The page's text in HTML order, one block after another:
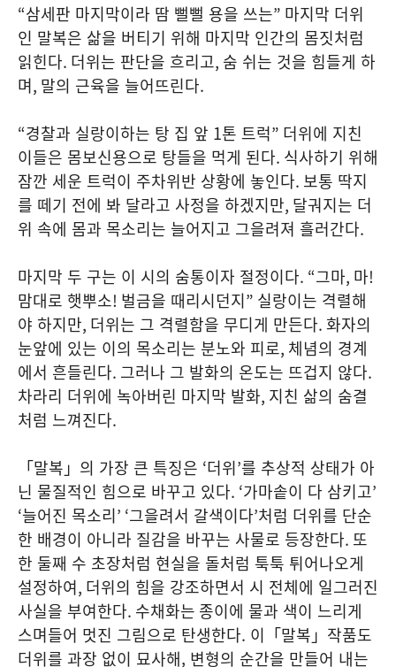
“삼세판 마지막이라 땀 뻘뻘 용을 쓰는” 마지막 더위
인 말복은 삶을 버티기 위해 마지막 인간의 몸짓처럼
읽힌다. 더위는 판단을 흐리고, 숨 쉬는 것을 힘들게 하
며, 말의 근육을 늘어뜨린다.
“경찰과 실랑이하는 탕 집 앞 1톤 트럭” 더위에 지친
이들은 몸보신용으로 탕들을 먹게 된다. 식사하기 위해
잠깐 세운 트럭이 주차위반 상황에 놓인다. 보통 딱지
를 떼기 전에 봐 달라고 사정을 하겠지만, 달궈지는 더
위 속에 몸과 목소리는 늘어지고 그을려져 흘러간다.
마지막 두 구는 이 시의 숨통이자 절정이다. “그마, 마!
맘대로 햇뿌소! 벌금을 때리시던지” 실랑이는 격렬해
야 하지만, 더위는 그 격렬함을 무디게 만든다.화자의
눈앞에 있는 이의 목소리는 분노와 피로, 체념의 경계
에서 흔들린다. 그러나 그 발화의 온도는 뜨겁지 않다.
차라리 더위에 녹아버린 마지막 발화, 지친 삶의 숨결
처럼 느껴진다.
「말복」의 가장 큰 특징은 ‘더위’를 추상적 상태가 아
닌 물질적인 힘으로 바꾸고 있다. ‘가마솥이 다 삼키고’
‘늘어진 목소리’ ‘그을려서 갈색이다’처럼 더위를 단순
한 배경이 아니라 질감을 바꾸는 사물로 등장한다. 또
한 둘째 수 초장처럼 현실을 돌처럼 툭툭 튀어나오게
설정하여, 더위의 힘을 강조하면서 시 전체에 일그러진
사실을 부여한다. 수채화는 종이에 물과 색이 느리게
스며들어 멋진 그림으로 탄생한다. 이 「말복」작품도
더위를 과장 없이 묘사해, 변형의 순간을 만들어 내는